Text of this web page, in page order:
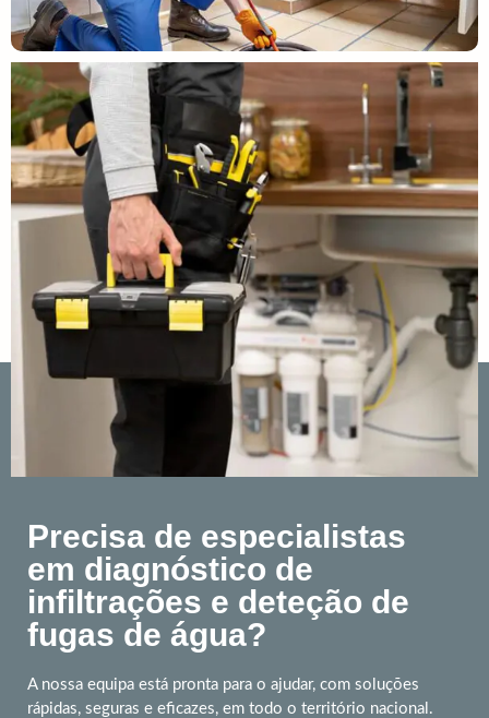
Precisa de especialistas
em diagnóstico de
infiltrações e deteção de
fugas de água?
A nossa equipa está pronta para o ajudar, com soluções
rápidas, seguras e eficazes, em todo o território nacional.